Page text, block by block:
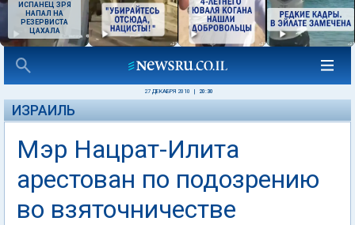
ИСПАНЕЦ ЗРЯ
НАПАЛ НА
РЕЗЕРВИСТА
ЦАХАЛА
27 ДЕКАБРЯ 2010 20:30
ИЗРАИЛЬ
Мэр Нацрат-Илита
арестован по подозрению
во взяточничестве